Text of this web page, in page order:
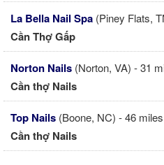
La Bella Nail Spa (Piney Flats,
Cần Thợ Gấp
Norton Nails (Norton, VA) - 31
Cần thợ Nails
Top Nails (Boone, NC) - 46 miles
Cần thợ Nails